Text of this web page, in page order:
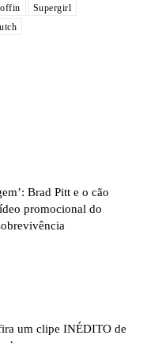
Supergirl
Brad Pitt e o cão
promocional do
um clipe INÉDITO de